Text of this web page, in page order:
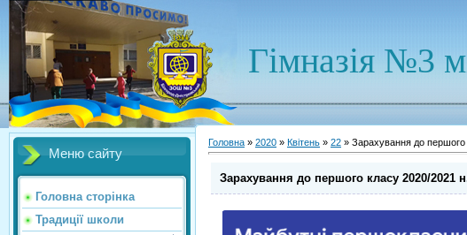
Гімназія №3
Меню сайту
Головна сторінка
Традиції школи
Головна » 2020 » Квітень » 22 » Зарахування до першого
Зарахування до першого класу 2020/2021